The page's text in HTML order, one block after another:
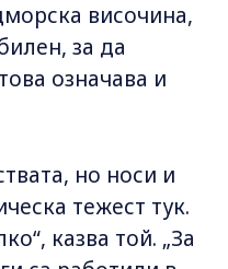
височина,
за да
означава и
но носи и
тежест тук.
казва той. „За